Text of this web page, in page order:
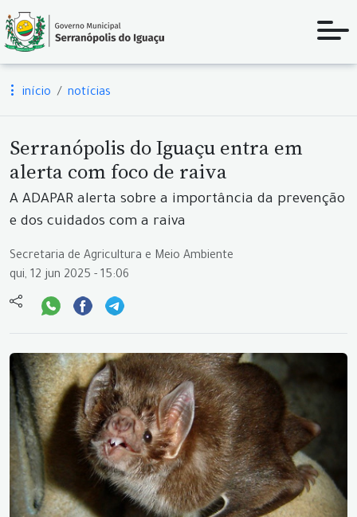
início notícias
Serranópolis do Iguaçu entra em
alerta com foco de raiva
A ADAPAR alerta sobre a importância da prevenção
e dos cuidados com a raiva
Secretaria de Agricultura e Meio Ambiente
qui, 12 jun 2025 - 15:06